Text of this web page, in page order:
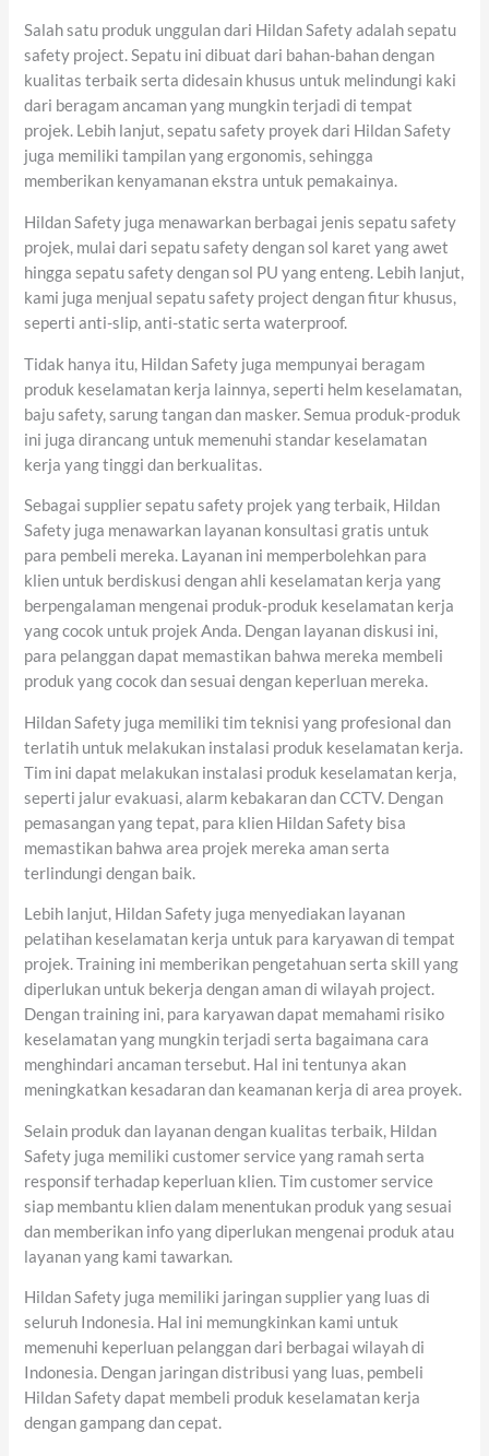
Salah satu produk unggulan dari Hildan Safety adalah sepatu
safety project. Sepatu ini dibuat dari bahan-bahan dengan
kualitas terbaik serta didesain khusus untuk melindungi kaki
dari beragam ancaman yang mungkin terjadi di tempat
projek. Lebih lanjut, sepatu safety proyek dari Hildan Safety
juga memiliki tampilan yang ergonomis, sehingga
memberikan kenyamanan ekstra untuk pemakainya.
Hildan Safety juga menawarkan berbagai jenis sepatu safety
projek, mulai dari sepatu safety dengan sol karet yang awet
hingga sepatu safety dengan sol PU yang enteng. Lebih lanjut,
kami juga menjual sepatu safety project dengan fitur khusus,
seperti anti-slip, anti-static serta waterproof.
Tidak hanya itu, Hildan Safety juga mempunyai beragam
produk keselamatan kerja lainnya, seperti helm keselamatan,
baju safety, sarung tangan dan masker. Semua produk-produk
ini juga dirancang untuk memenuhi standar keselamatan
kerja yang tinggi dan berkualitas.
Sebagai supplier sepatu safety projek yang terbaik, Hildan
Safety juga menawarkan layanan konsultasi gratis untuk
para pembeli mereka. Layanan ini memperbolehkan para
klien untuk berdiskusi dengan ahli keselamatan kerja yang
berpengalaman mengenai produk-produk keselamatan kerja
yang cocok untuk projek Anda. Dengan layanan diskusi ini,
para pelanggan dapat memastikan bahwa mereka membeli
produk yang cocok dan sesuai dengan keperluan mereka.
Hildan Safety juga memiliki tim teknisi yang profesional dan
terlatih untuk melakukan instalasi produk keselamatan kerja.
Tim ini dapat melakukan instalasi produk keselamatan kerja,
seperti jalur evakuasi, alarm kebakaran dan CCTV. Dengan
pemasangan yang tepat, para klien Hildan Safety bisa
memastikan bahwa area projek mereka aman serta
terlindungi dengan baik.
Lebih lanjut, Hildan Safety juga menyediakan layanan
pelatihan keselamatan kerja untuk para karyawan di tempat
projek. Training ini memberikan pengetahuan serta skill yang
diperlukan untuk bekerja dengan aman di wilayah project.
Dengan training ini, para karyawan dapat memahami risiko
keselamatan yang mungkin terjadi serta bagaimana cara
menghindari ancaman tersebut. Hal ini tentunya akan
meningkatkan kesadaran dan keamanan kerja di area proyek.
Selain produk dan layanan dengan kualitas terbaik, Hildan
Safety juga memiliki customer service yang ramah serta
responsif terhadap keperluan klien. Tim customer service
siap membantu klien dalam menentukan produk yang sesuai
dan memberikan info yang diperlukan mengenai produk atau
layanan yang kami tawarkan.
Hildan Safety juga memiliki jaringan supplier yang luas di
seluruh Indonesia. Hal ini memungkinkan kami untuk
memenuhi keperluan pelanggan dari berbagai wilayah di
Indonesia. Dengan jaringan distribusi yang luas, pembeli
Hildan Safety dapat membeli produk keselamatan kerja
dengan gampang dan cepat.